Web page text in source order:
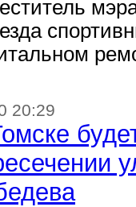
20:29